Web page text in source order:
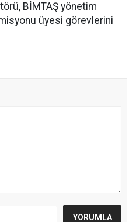
BİMTAŞ yönetim
üyesi görevlerini